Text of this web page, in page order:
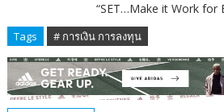
“SET…Make it Work for
Tags # การเงิน การลงทุน